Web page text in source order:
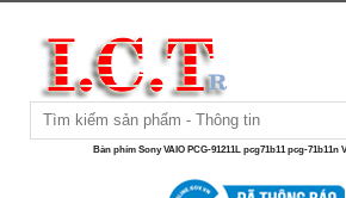
Bàn phím Sony VAIO PCG-91211L pcg71b11 pcg-71b11n